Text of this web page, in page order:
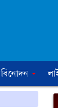
বিনোদন